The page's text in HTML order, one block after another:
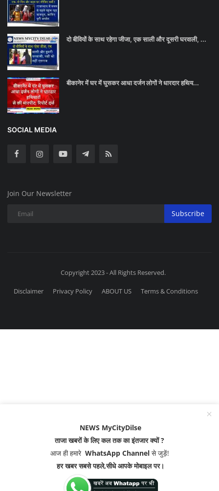
दो बीवियों के साथ रहेगा जीजा, एक साली और दूसरी घरवाली, ...
बीकानेर में घर में घुसकर आधा दर्जन लोगों ने धारदार हथिय...
SOCIAL MEDIA
Join Our Newsletter
Subscribe
Copyright 2023 - All Rights Reserved.
Disclaimer Privacy Policy ABOUT US Terms & Conditions
NEWS MyCityDilse
ताजा खबरों के लिए कल तक का इंतजार क्यों ?
आज ही हमारे WhatsApp Channelसे जुड़ें!
हर खबर सबसे पहले,सीधे आपके मोबाइल पर।